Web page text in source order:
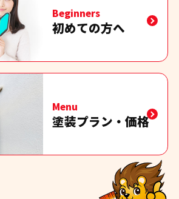
Beginners
初めての方へ
Menu
塗装プラン・価格